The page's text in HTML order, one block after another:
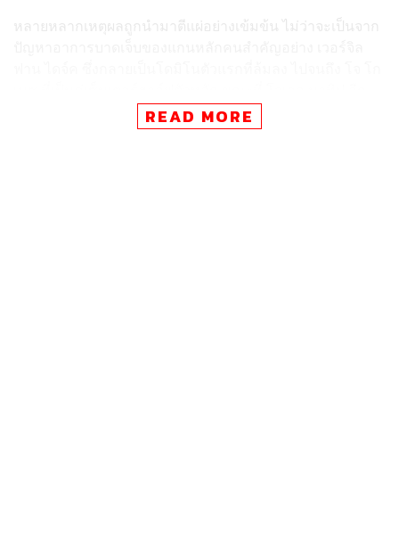
หลายหลากเหตุผลถูกนำมาตีแผ่อย่างเข้มข้น ไม่ว่าจะเป็นจาก
หนึ่งกองหลังอาชีพอีกราย ก็มีปัญหาสภาพร่างกายทำให้ลง
สนามต่อเนื่องไม่ได้ และสุดท้ายก็ต้องปิดม่านฤดูกาลไปอีกคน
READ MORE